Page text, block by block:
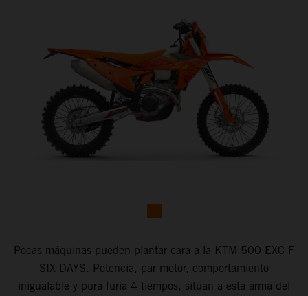
Pocas máquinas pueden plantar cara a la KTM 500 EXC-F
SIX DAYS. Potencia, par motor, comportamiento
inigualable y pura furia 4 tiempos, sitúan a esta arma del